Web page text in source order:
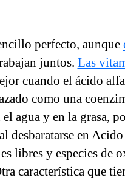
perfecto, aunque
juntos. Las
cuando el ácido
como una
agua y en la grasa,
en
libres y especies de
característica que